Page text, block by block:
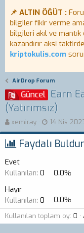
📌 ALTIN ÖĞÜT :
bilgiler fikir verme
bilgileri akıl ve
kazandırır aksi
kriptokulis.com
AirDrop Forum
Güncel Earn
(Yatırımsız)
K
o
n
b
y
u
a
ş
l
a
xemiray
B
a
l
a
r
14 Nis
Faydalı
Evet
Kullanılan: 0
0.0%
Hayır
Kullanılan: 0 0.0%
Kullanılan toplam oy 0